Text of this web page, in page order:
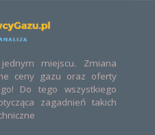
miejscu. Zmiana
ceny gazu oraz oferty
Do tego wszystkiego
zagadnień takich